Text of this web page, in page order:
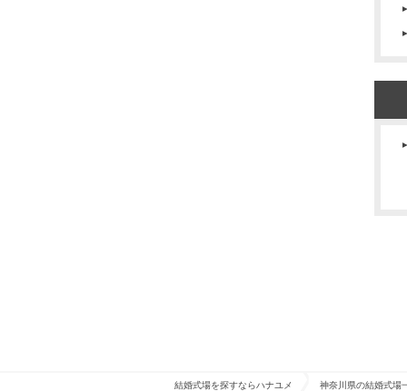
結婚式場を探すならハナユメ 神奈川県の結婚式場